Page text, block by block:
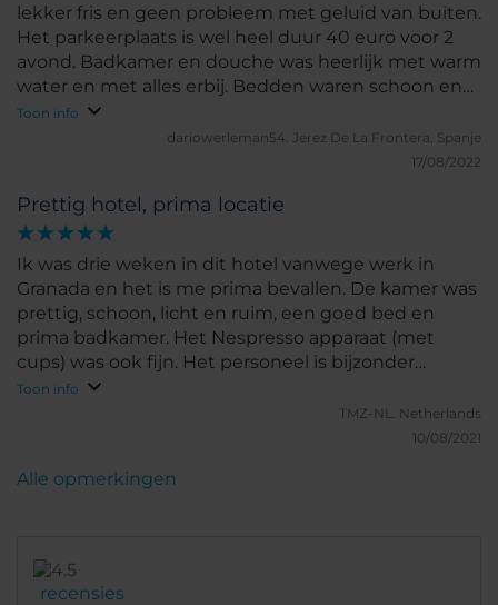
lekker fris en geen probleem met geluid van buiten.
Het parkeerplaats is wel heel duur 40 euro voor 2
avond. Badkamer en douche was heerlijk met warm
water en met alles erbij. Bedden waren schoon en
ruik heerlijk. Ik zou weer in NH blijven logeren
Toon info
dariowerleman54.
Jerez De La Frontera, Spanje
17/08/2022
Prettig hotel, prima locatie
Ik was drie weken in dit hotel vanwege werk in
Granada en het is me prima bevallen. De kamer was
prettig, schoon, licht en ruim, een goed bed en
prima badkamer. Het Nespresso apparaat (met
cups) was ook fijn. Het personeel is bijzonder
vriendelijk en behulpzaam. De locatie is ideaal, wel
wat rumoerig maar met dichte ramen hoor je het
niet, Prima airconditioning. Goed ontbijt (maar na 3
uitstekende ervaring!
Toon info
TMZ-NL.
Netherlands
10/08/2021
recensies
Alle opmerkingen